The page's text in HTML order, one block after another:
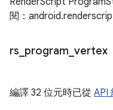
閱：
rs program vertex
編譯 32 位元時已從 API